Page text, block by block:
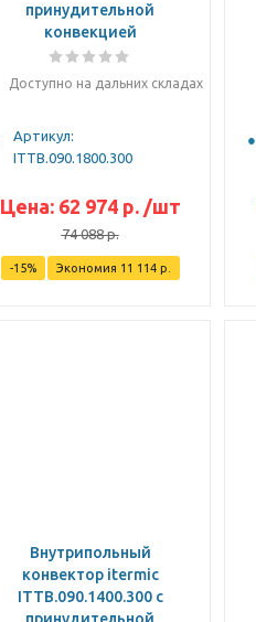
принудительной
конвекцией
Доступно на дальних складах
Артикул:
ITTB.090.1800.300
Цена: 62 974р. /шт
74 088р.
-15% Экономия 11 114р.
Внутрипольный
конвектор itermic
ITTB.090.1400.300 с